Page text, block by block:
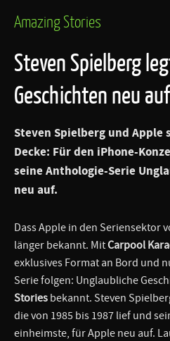
Amazing Stories
Steven Spielberg
Geschichten neu auf
Steven Spielberg und
Decke: Für den iPhone-
seine Anthologie-Serie
neu auf.
Dass Apple in den Seriensektor
länger bekannt. MitCarpool
exklusives Format an Bord und
Serie folgen: Unglaubliche
Stories bekannt. Steven
die von 1985 bis 1987 lief und
einheimste, für Apple neu auf.